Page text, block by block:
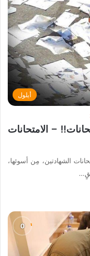
أيلول
– الامتحانات
الشهادتين، مِن أسوئها،